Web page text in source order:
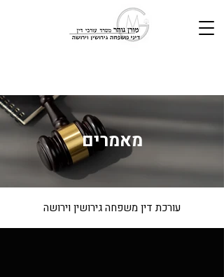
מאמרים
עורכת דין משפחה גירושין וירושה